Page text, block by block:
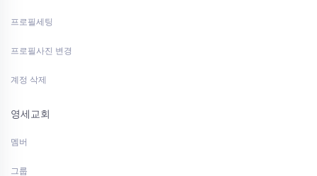
프로필세팅
프로필사진 변경
계정 삭제
영세교회
멤버
그룹